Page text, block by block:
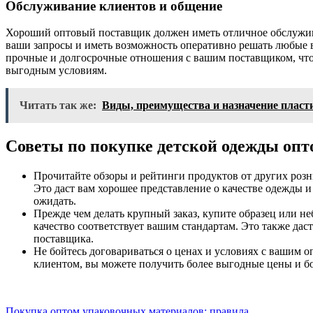
Обслуживание клиентов и общение
Хороший оптовый поставщик должен иметь отличное
ваши запросы и иметь возможность оперативно решать
прочные и долгосрочные отношения с вашим поставщиком,
выгодным условиям.
Читать так же: Виды, преимущества и назначение
Советы по покупке детской одежды
Прочитайте обзоры и рейтинги продуктов от других
Это даст вам хорошее представление о качестве
ожидать.
Прежде чем делать крупный заказ, купите образец или
качество соответствует вашим стандартам. Это также
поставщика.
Не бойтесь договариваться о ценах и условиях с
клиентом, вы можете получить более выгодные цены и